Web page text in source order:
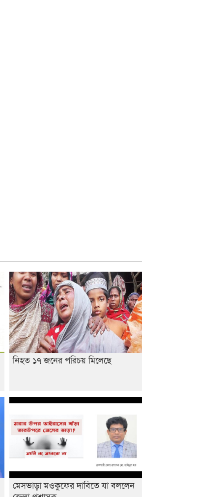
শেষ সময়ে ভোট কারচুরি অভিযোগ
আবিদের
নিহত ১৭ জনের পরিচয় মিলেছে
মেসভাড়া মওকুফের দাবিতে যা বললেন